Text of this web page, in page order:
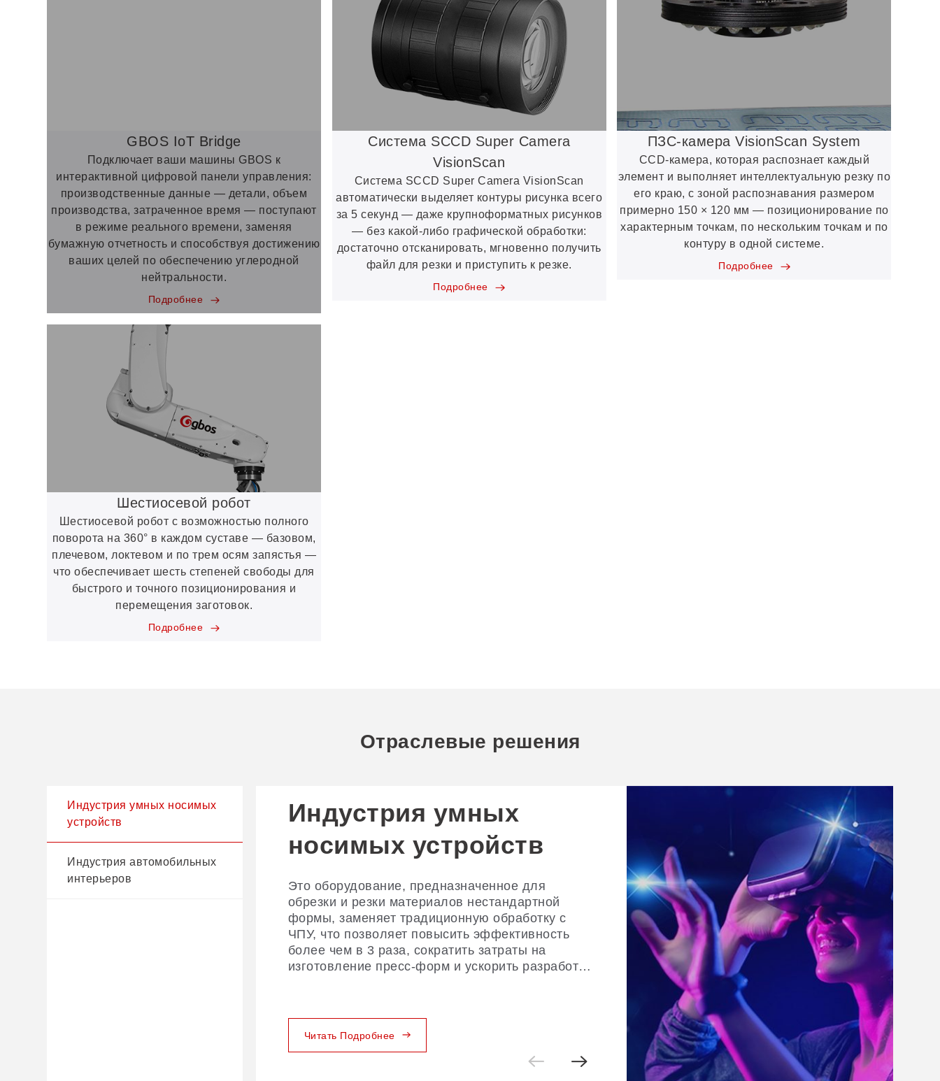
GBOS IoT Bridge
Подключает ваши машины GBOS к
интерактивной цифровой панели управления:
производственные данные — детали, объем
производства, затраченное время — поступают
в режиме реального времени, заменяя
бумажную отчетность и способствуя достижению
ваших целей по обеспечению углеродной
нейтральности.
Подробнее
Система SCCD Super Camera
VisionScan
Система SCCD Super Camera VisionScan
автоматически выделяет контуры рисунка всего
за 5 секунд — даже крупноформатных рисунков
— без какой-либо графической обработки:
достаточно отсканировать, мгновенно получить
файл для резки и приступить к резке.
Подробнее
ПЗС-камера VisionScan System
CCD-камера, которая распознает каждый
элемент и выполняет интеллектуальную резку по
его краю, с зоной распознавания размером
примерно 150 × 120 мм — позиционирование по
характерным точкам, по нескольким точкам и по
контуру в одной системе.
Подробнее
Шестиосевой робот
Шестиосевой робот с возможностью полного
поворота на 360° в каждом суставе — базовом,
плечевом, локтевом и по трем осям запястья —
что обеспечивает шесть степеней свободы для
быстрого и точного позиционирования и
перемещения заготовок.
Подробнее
Отраслевые решения
Индустрия умных носимых
устройств
Индустрия автомобильных
интерьеров
Индустрия умных
носимых устройств
Это оборудование, предназначенное для
обрезки и резки материалов нестандартной
формы, заменяет традиционную обработку с
ЧПУ, что позволяет повысить эффективность
более чем в 3 раза, сократить затраты на
изготовление пресс-форм и ускорить разработку
Читать Подробнее
Индустрия
автомобильных
интерьеров
Лазерная обработка чехлов для сидений и
других материалов автомобильного салона
быстро становится стандартом — благодаря
универсальным технологиям, включающим